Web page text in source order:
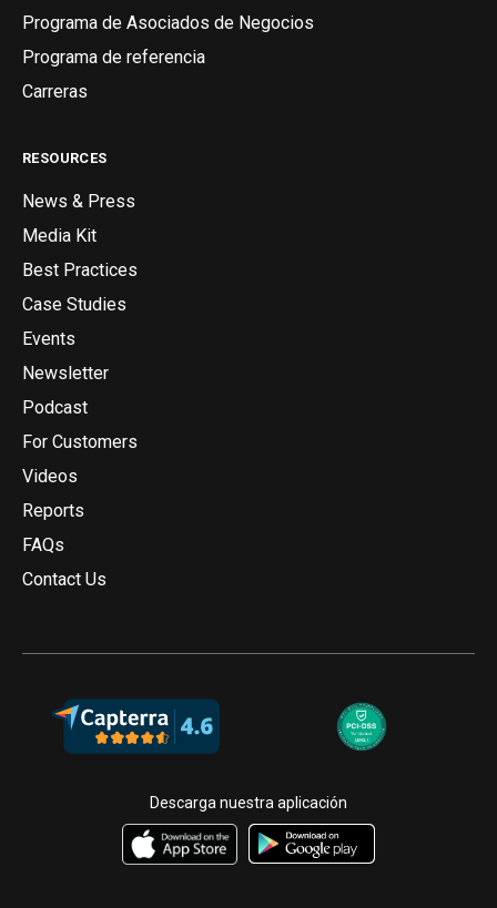
Programa de Asociados de Negocios
Programa de referencia
Carreras
RESOURCES
News & Press
Media Kit
Best Practices
Case Studies
Events
Newsletter
Podcast
For Customers
Videos
Reports
FAQs
Contact Us
Descarga nuestra aplicación